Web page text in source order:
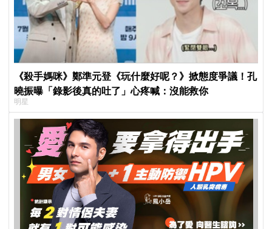
《殺手媽咪》鄭準元登《玩什麼好呢？》掀態度爭議！孔
曉振曝「錄影後真的吐了」心疼喊：沒能救你
明星